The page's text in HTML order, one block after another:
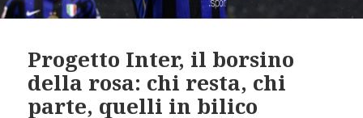
Progetto Inter, il borsino
della rosa: chi resta, chi
parte, quelli in bilico